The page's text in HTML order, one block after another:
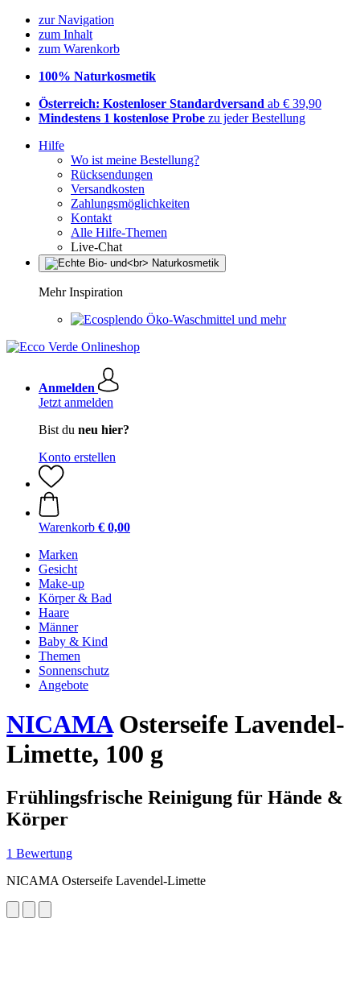
zur Navigation
zum Inhalt
zum Warenkorb
100% Naturkosmetik
Österreich: Kostenloser Standardversand ab € 39,90
Mindestens 1 kostenlose Probe zu jeder Bestellung
Hilfe
Wo ist meine Bestellung?
Rücksendungen
Versandkosten
Zahlungsmöglichkeiten
Kontakt
Alle Hilfe-Themen
Live-Chat
Mehr Inspiration
Öko-Waschmittel und mehr
Anmelden
Jetzt anmelden
Bist du neu hier?
Konto erstellen
Warenkorb € 0,00
Marken
Gesicht
Make-up
Körper & Bad
Haare
Männer
Baby & Kind
Themen
Sonnenschutz
Angebote
NICAMAOsterseife Lavendel-
Limette, 100 g
Frühlingsfrische Reinigung für Hände &
Körper
1 Bewertung
NICAMA Osterseife Lavendel-Limette